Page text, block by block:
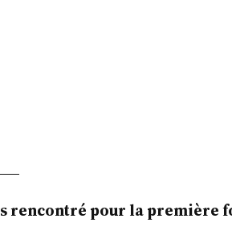
rencontré pour la première